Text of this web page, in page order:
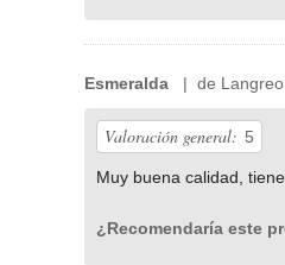
Esmeralda | de
Valoración general: 5
Muy buena calidad,
¿Recomendaría este